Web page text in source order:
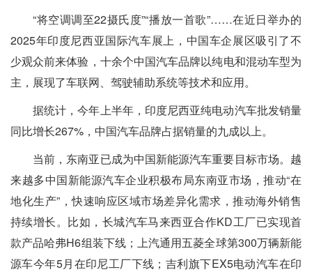
“将空调调至22摄氏度”“播放一首歌”……在近日举办的
2025年印度尼西亚国际汽车展上，中国车企展区吸引了不
少观众前来体验，十余个中国汽车品牌以纯电和混动车型为
主，展现了车联网、驾驶辅助系统等技术和应用。
据统计，今年上半年，印度尼西亚纯电动汽车批发销量
同比增长267%，中国汽车品牌占据销量的九成以上。
当前，东南亚已成为中国新能源汽车重要目标市场。越
来越多中国新能源汽车企业积极布局东南亚市场，推动“在
地化生产”，快速响应区域市场差异化需求，推动海外销售
持续增长。比如，长城汽车马来西亚合作KD工厂已实现首
款产品哈弗H6组装下线；上汽通用五菱全球第300万辆新能
源车今年5月在印尼工厂下线；吉利旗下EX5电动汽车在印